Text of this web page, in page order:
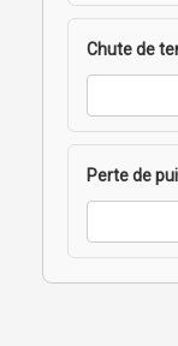
Chute de
Perte de